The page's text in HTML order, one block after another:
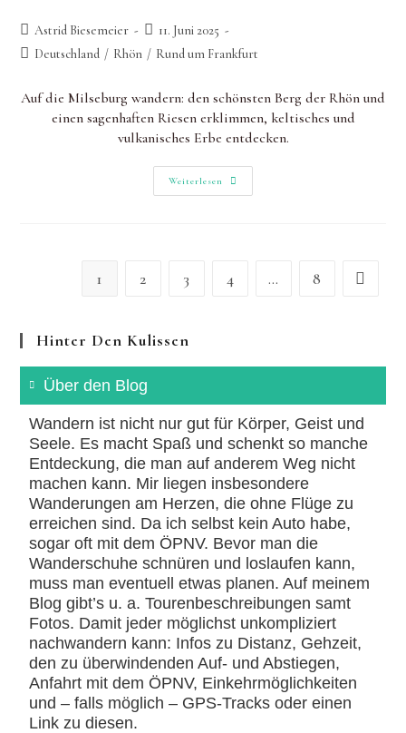
Beitrags-
Autor:
Astrid Biesemeier
Beitrag
zuletzt
11. Juni 2025
Beitrags-
Deutschland / Rhön / Rund um Frankfurt
Auf die Milseburg wandern: den schönsten Berg der Rhön und
einen sagenhaften Riesen erklimmen, keltisches und
vulkanisches Erbe entdecken.
Weiterlesen
Zur
„Perle
1 2 3 4 … 8
Hinter Den Kulissen
Über den Blog
Wandern ist nicht nur gut für Körper, Geist und
Seele. Es macht Spaß und schenkt so manche
Entdeckung, die man auf anderem Weg nicht
machen kann. Mir liegen insbesondere
Wanderungen am Herzen, die ohne Flüge zu
erreichen sind. Da ich selbst kein Auto habe,
sogar oft mit dem ÖPNV. Bevor man die
Wanderschuhe schnüren und loslaufen kann,
muss man eventuell etwas planen. Auf meinem
Blog gibt’s u. a. Tourenbeschreibungen samt
Fotos. Damit jeder möglichst unkompliziert
nachwandern kann: Infos zu Distanz, Gehzeit,
den zu überwindenden Auf- und Abstiegen,
Anfahrt mit dem ÖPNV, Einkehrmöglichkeiten
und – falls möglich – GPS-Tracks oder einen
Link zu diesen.